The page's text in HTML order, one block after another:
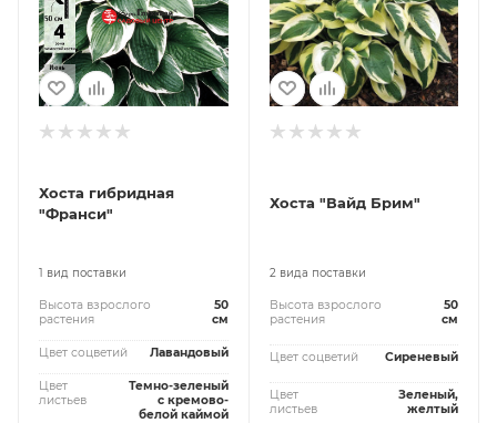
Хоста гибридная
"Франси"
1 вид поставки
Высота взрослого
растения
50
см
Цвет соцветий Лавандовый
Цвет
листьев
Темно-зеленый
с кремово-
белой каймой
Хоста "Вайд Брим"
2 вида поставки
Высота взрослого
растения
50
см
Цвет соцветий Сиреневый
Цвет
листьев
Зеленый,
желтый